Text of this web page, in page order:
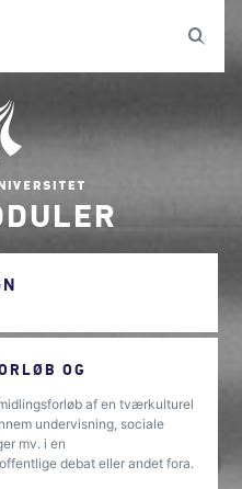
OG
af en tværkulturel
undervisning, sociale
mv. i en
debat eller andet fora.